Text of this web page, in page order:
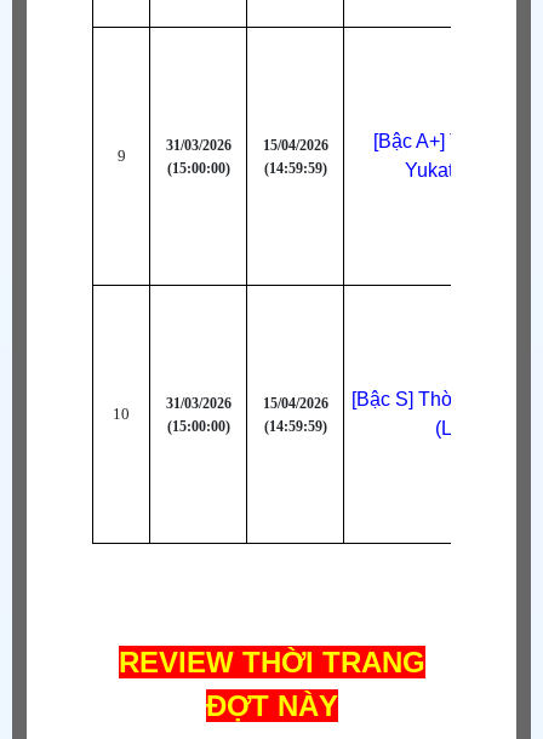
9
31/03/2026
(15:00:00)
15/04/2026
(14:59:59)
[Bậc A+] Thời
Yukata (Tím)
10
31/03/2026
(15:00:00)
15/04/2026
(14:59:59)
[Bậc S] Thời Trang
(Lam)
REVIEW THỜI TRANG
ĐỢT NÀY